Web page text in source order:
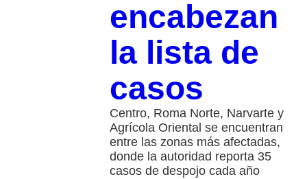
encabezan
la lista de
casos
Centro, Roma Norte, Narvarte y
Agrícola Oriental se encuentran
entre las zonas más afectadas,
donde la autoridad reporta 35
casos de despojo cada año